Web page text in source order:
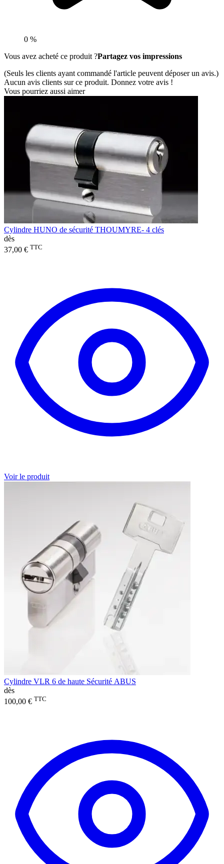
0 %
Vous avez acheté ce produit ?Partagez vos impressions
(Seuls les clients ayant commandé l'article peuvent déposer un avis.)
Aucun avis clients sur ce produit. Donnez votre avis !
Vous pourriez aussi aimer
Cylindre HUNO de sécurité THOUMYRE- 4 clés
dès
37,00 € TTC
Voir le produit
Cylindre VLR 6 de haute Sécurité ABUS
dès
100,00 € TTC